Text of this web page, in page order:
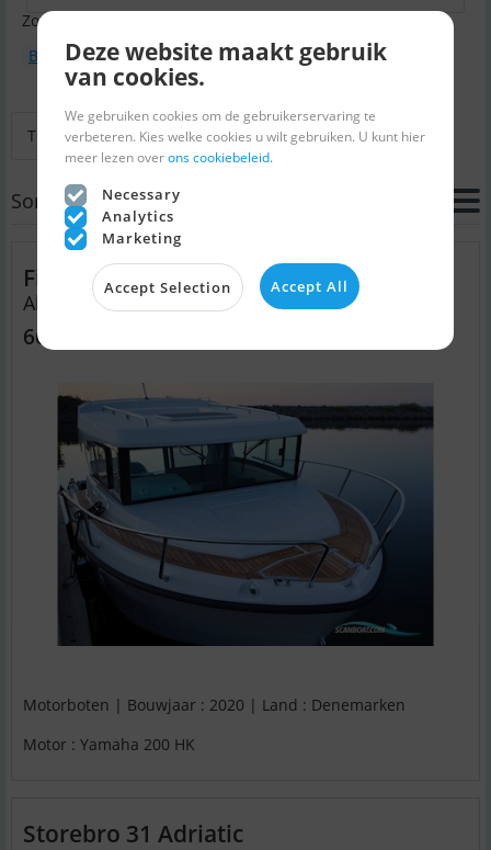
Zoektermen:
Boottype : Motorboten
Kwaliteitsboot
Terug naar zoeken Volgende Laatste
Sort
Finnmaster P7 Weekend
Als nieuw - het meeste nooit gebr...
66.840 EUR
Motorboten | Bouwjaar : 2020 | Land : Denemarken
Motor : Yamaha 200 HK
Storebro 31 Adriatic
Deze website maakt gebruik
van cookies.
We gebruiken cookies om de gebruikerservaring te
verbeteren. Kies welke cookies u wilt gebruiken. U kunt hier
meer lezen overons cookiebeleid.
Necessary
Analytics
Marketing
Accept Selection Accept All